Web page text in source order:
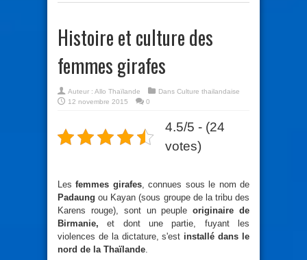
Histoire et culture des
femmes girafes
Auteur : Allo Thaïlande Dans Culture thailandaise
12 novembre 2015
0
4.5/5 - (24
votes)
Lesfemmes girafes, connues sous le nom de
Padaung ou Kayan (sous groupe de la tribu des
Karens rouge), sont un peupleoriginaire de
Birmanie, et dont une partie, fuyant les
violences de la dictature, s'est installé dans le
nord de la Thaïlande.